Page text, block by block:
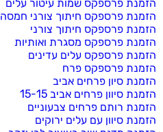
הזמנת פרספקס שמות עיטור עלים
הזמנת פרספקס חיתוך צורני חמסה
הזמנת פרספקס חיתוך צורני
הזמנת פרספקס מסגרת ואותיות
הזמנת פרספקס עלים עדינים
הזמנת פרספקס פרח
הזמנת סיון פרחים אביב
הזמנת סיוון פרחים אביב 15-15
הזמנת רותם פרחים צבעוניים
הזמנת סיוון עם עלים ירוקים